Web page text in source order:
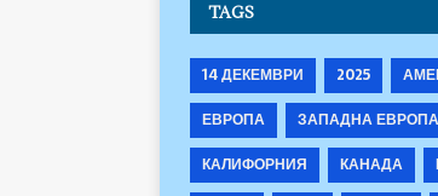
TAGS
14 ДЕКЕМВРИ 2025
ЕВРОПА
ЗАПАДНА ЕВРОПА
КАЛИФОРНИЯ
КАНАДА